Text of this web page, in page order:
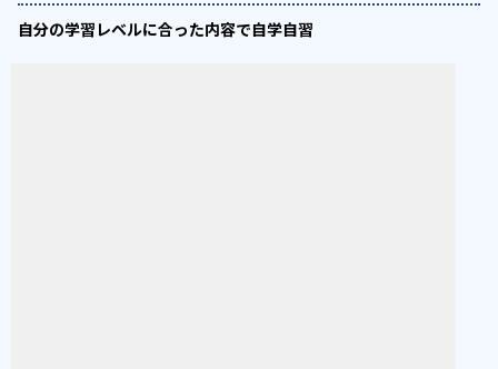
自分の学習レベルに合った内容で自学自習